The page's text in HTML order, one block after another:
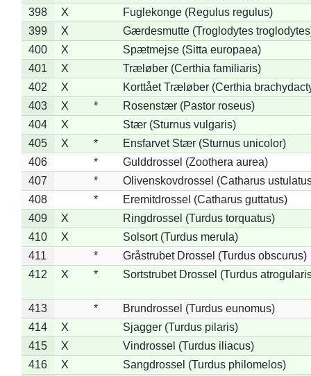
398
X
Fuglekonge (Regulus regulus)
399
X
Gærdesmutte (Troglodytes
400
X
Spætmejse (Sitta europaea)
401
X
Træløber (Certhia familiaris)
402
X
Korttået Træløber (Certhia
403
X *
Rosenstær (Pastor roseus)
404
X
Stær (Sturnus vulgaris)
405
X *
Ensfarvet Stær (Sturnus unicolor)
406
*
Gulddrossel (Zoothera aurea)
407
*
Olivenskovdrossel (Catharus
408
*
Eremitdrossel (Catharus guttatus)
409
X
Ringdrossel (Turdus torquatus)
410
X
Solsort (Turdus merula)
411
*
Gråstrubet Drossel (Turdus obscurus)
412
X * Sortstrubet Drossel (Turdus
413 *
Brundrossel (Turdus eunomus)
414
X
Sjagger (Turdus pilaris)
415
X
Vindrossel (Turdus iliacus)
416
X
Sangdrossel (Turdus philomelos)